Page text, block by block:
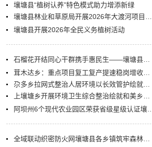
壤塘县“植树认养”特色模式助力增添新绿
壤塘县开展2026年全民义务植树活动